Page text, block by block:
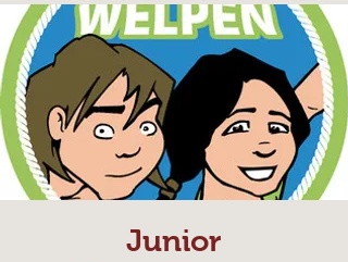
Junior